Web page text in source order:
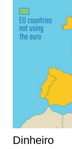
Dinheiro